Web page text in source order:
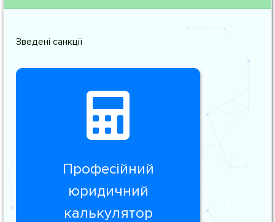
Зведені санкції
Професійний
юридичний
калькулятор